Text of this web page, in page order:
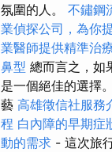
氛圍的人。 不鏽鋼
業偵探公司，為你
業醫師提供精準治
鼻型 總而言之，如
是一個絕佳的選擇。
藝 高雄徵信社服務
程 白內障的早期症
動的需求 - 這次旅